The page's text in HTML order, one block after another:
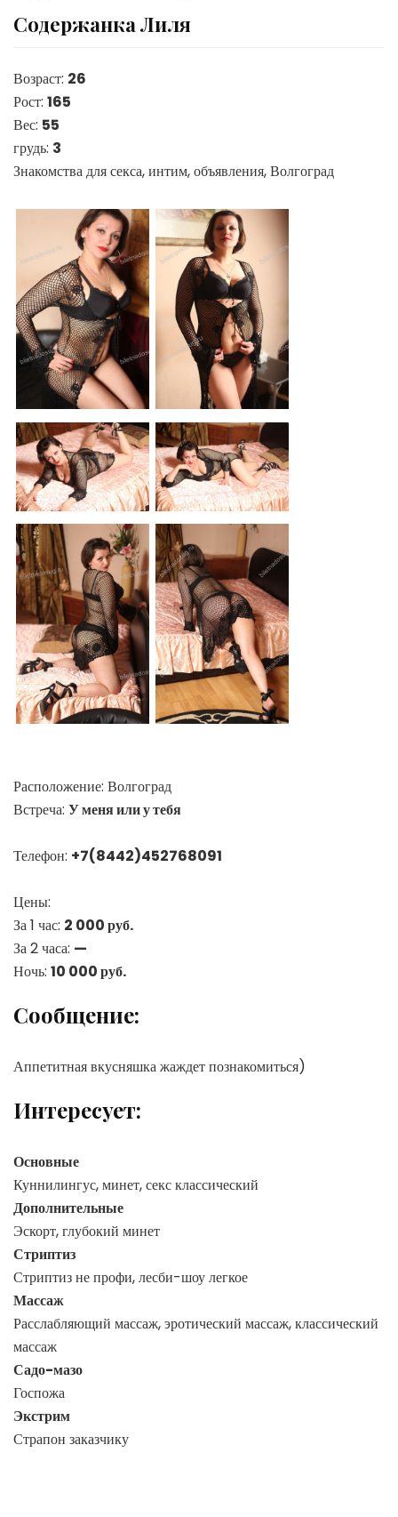
Содержанка Лиля
Возраст: 26
Рост: 165
Вес: 55
грудь: 3
Знакомства для секса, интим, объявления, Волгоград
Расположение: Волгоград
Встреча: У меня или у тебя
Телефон: +7(8442)452768091
Цены:
За 1 час: 2 000 руб.
За 2 часа: —
Ночь: 10 000 руб.
Сообщение:
Аппетитная вкусняшка жаждет познакомиться)
Интересует:
Основные
Куннилингус, минет, секс классический
Дополнительные
Эскорт, глубокий минет
Стриптиз
Стриптиз не профи, лесби-шоу легкое
Массаж
Расслабляющий массаж, эротический массаж, классический
массаж
Садо-мазо
Госпожа
Экстрим
Страпон заказчику